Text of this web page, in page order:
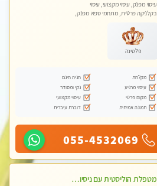
עיסוי מפנק, עיסוי מקצועי, עיסוי
בקלניקה פרטית, מתחמי ספא מפנק,
לנשים בלבד
פלטינה
מקלחת
חניה חינם
עיסוי מרגיע
נקי ומסודר
מקום פרטי
עיסוי מקצועי
תמונה אמיתית
דוברת עיברית
055-4532069
מטפלת הוליסטית עם ניסיון מעל עשור. עיסוי הוליסטי לגוף ולנשמה עם שמנים חמים מתאים: לגברים/נשים ונשים בהריון . ומקצועית ברמה גבוהה